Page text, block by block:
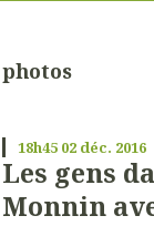
photos
18h45 02 déc. 2016
Les gens
Monnin